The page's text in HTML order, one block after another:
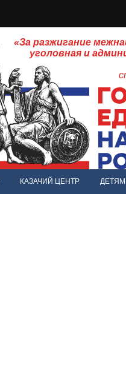
«За разжигание
уголовная и
КАЗАЧИЙ ЦЕНТР ДЕТЯМ